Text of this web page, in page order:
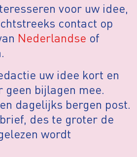
voor uw idee,
contact op
Nederlandse of
uw idee kort en
geen bijlagen mee.
dagelijks bergen post.
des te groter de
wordt